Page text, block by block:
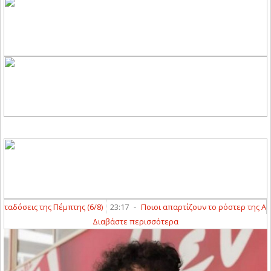
της Πέμπτης (6/8) 23:17 - Ποιοι απαρτίζουν το ρόστερ της ΑΣΑ
Διαβάστε περισσότερα